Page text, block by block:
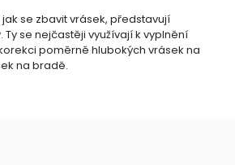
se zbavit vrásek, představují
se nejčastěji využívají k vyplnění
poměrně hlubokých vrásek na
na bradě.